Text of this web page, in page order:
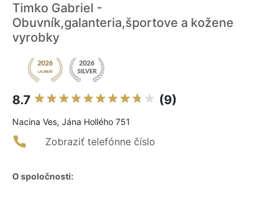
Timko Gabriel -
Obuvník,galanteria,športove a kožene
vyrobky
8.7 (9)
Nacina Ves, Jána Hollého 751
Zobraziť telefónne číslo
O spoločnosti: